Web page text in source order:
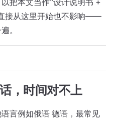
把本文当作“设计说明书 +
接从这里开始也不影响——
。
，时间对不上
言例如俄语 德语，最常见